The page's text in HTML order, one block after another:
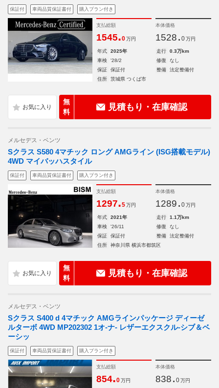
保証付 車両品質保証書付 購入プラン付き
支払総額
1545.0 万円
本体価格
1528. 0 万円
年式 2025年 走行
0.3万km
車検
'28/2 修復
なし
保証
保証付 整備
法定整備付
住所
茨城県 つくば市
無
料
見積もり・在庫確認
メルセデス・ベンツ
Sクラス S580 4マチック ロング AMGライン (ISG搭載モデル)
4WD マイバッハスタイル
保証付 車両品質保証書付 購入プラン付き
支払総額
1297.5 万円
本体価格
1289. 0 万円
年式 2021年 走行
1.1万km
車検
'26/11 修復
なし
保証
保証付 整備
法定整備付
住所
神奈川県 横浜市都筑区
無
料
見積もり・在庫確認
メルセデス・ベンツ
Sクラス S400 d 4マチック AMGラインパッケージ ディーゼ
ルターボ 4WD MP202302 1オ-ナ- レザーエクスクル-シブ＆ベ
ーシッ
保証付 車両品質保証書付 購入プラン付き
支払総額
854.0 万円
本体価格
838. 0 万円